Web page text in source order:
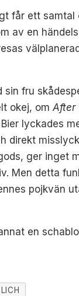
får ett samtal
av en
sin fru
okej, omAfter
lyckades
direkt
ger inget
Men detta
pojkvän
en